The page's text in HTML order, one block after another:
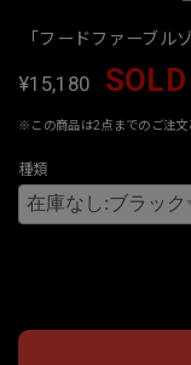
「フードファーブルゾ
¥15,180
※この商品は2点までのご注文
種類